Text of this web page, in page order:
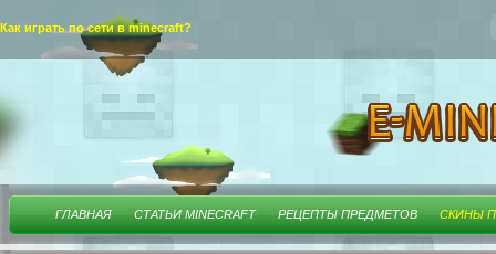
Как играть по сети в minecraft?
ГЛАВНАЯ СТАТЬИ MINECRAFT РЕЦЕПТЫ ПРЕДМЕТОВ СКИНЫ